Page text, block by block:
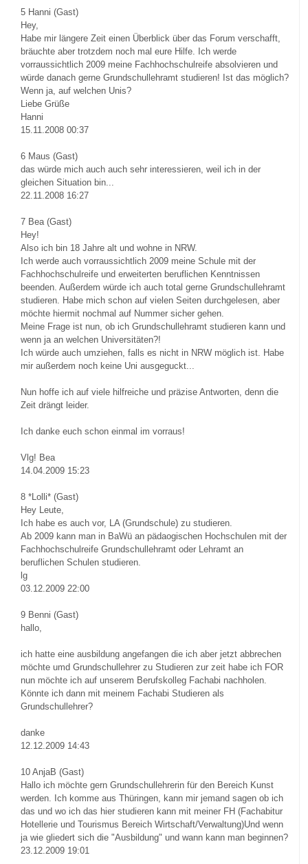
5 Hanni (Gast)
Hey,
Habe mir längere Zeit einen Überblick über das Forum verschafft,
bräuchte aber trotzdem noch mal eure Hilfe. Ich werde
vorraussichtlich 2009 meine Fachhochschulreife absolvieren und
würde danach gerne Grundschullehramt studieren! Ist das möglich?
Wenn ja, auf welchen Unis?
Liebe Grüße
Hanni
15.11.2008 00:37
6 Maus (Gast)
das würde mich auch auch sehr interessieren, weil ich in der
gleichen Situation bin...
22.11.2008 16:27
7 Bea (Gast)
Hey!
Also ich bin 18 Jahre alt und wohne in NRW.
Ich werde auch vorraussichtlich 2009 meine Schule mit der
Fachhochschulreife und erweiterten beruflichen Kenntnissen
beenden. Außerdem würde ich auch total gerne Grundschullehramt
studieren. Habe mich schon auf vielen Seiten durchgelesen, aber
möchte hiermit nochmal auf Nummer sicher gehen.
Meine Frage ist nun, ob ich Grundschullehramt studieren kann und
wenn ja an welchen Universitäten?!
Ich würde auch umziehen, falls es nicht in NRW möglich ist. Habe
mir außerdem noch keine Uni ausgeguckt...
Nun hoffe ich auf viele hilfreiche und präzise Antworten, denn die
Zeit drängt leider.
Ich danke euch schon einmal im vorraus!
Vlg! Bea
14.04.2009 15:23
8 *Lolli* (Gast)
Hey Leute,
Ich habe es auch vor, LA (Grundschule) zu studieren.
Ab 2009 kann man in BaWü an pädaogischen Hochschulen mit der
Fachhochschulreife Grundschullehramt oder Lehramt an
beruflichen Schulen studieren.
lg
03.12.2009 22:00
9 Benni (Gast)
hallo,
ich hatte eine ausbildung angefangen die ich aber jetzt abbrechen
möchte umd Grundschullehrer zu Studieren zur zeit habe ich FOR
nun möchte ich auf unserem Berufskolleg Fachabi nachholen.
Könnte ich dann mit meinem Fachabi Studieren als
Grundschullehrer?
danke
12.12.2009 14:43
10 AnjaB (Gast)
Hallo ich möchte gern Grundschullehrerin für den Bereich Kunst
werden. Ich komme aus Thüringen, kann mir jemand sagen ob ich
das und wo ich das hier studieren kann mit meiner FH (Fachabitur
Hotellerie und Tourismus Bereich Wirtschaft/Verwaltung)Und wenn
ja wie gliedert sich die "Ausbildung" und wann kann man beginnen?
23.12.2009 19:01